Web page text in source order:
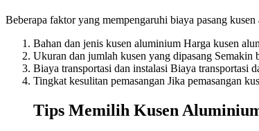
Beberapa faktor yang mempengaruhi biaya pasang
Bahan dan jenis kusen aluminium Harga kusen
Ukuran dan jumlah kusen yang dipasang Semakin
Biaya transportasi dan instalasi Biaya transportasi
Tingkat kesulitan pemasangan Jika pemasangan
Tips Memilih Kusen